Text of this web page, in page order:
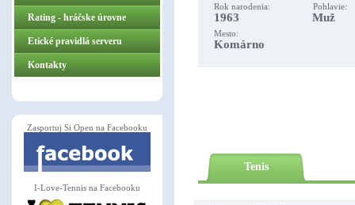
ZasportujSiOpen.sk
Rating - hráčske úrovne
Etické pravidlá serveru
Kontakty
Zasportuj Si Open na Facebooku
I-Love-Tennis na Facebooku
Rok narodenia: Pohlavie:
1963 Muž
Mesto:
Komárno
Tenis